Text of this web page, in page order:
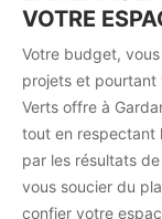
VOTRE
Votre budget,
projets et
Verts offre à
tout en respectant
par les résultats
vous soucier du
confier votre